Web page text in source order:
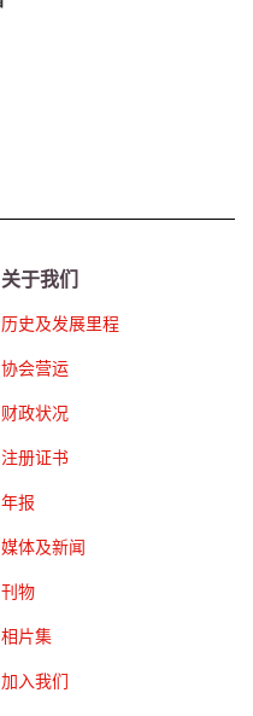
关于我们
历史及发展里程
协会营运
财政状况
注册证书
年报
媒体及新闻
刊物
相片集
加入我们